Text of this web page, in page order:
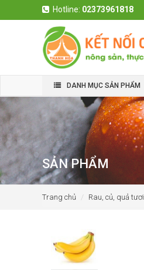
Hotline: 02373961818
DANH MỤC SẢN PHẨM
SẢN PHẨM
Trang chủ Rau, củ, quả tươi